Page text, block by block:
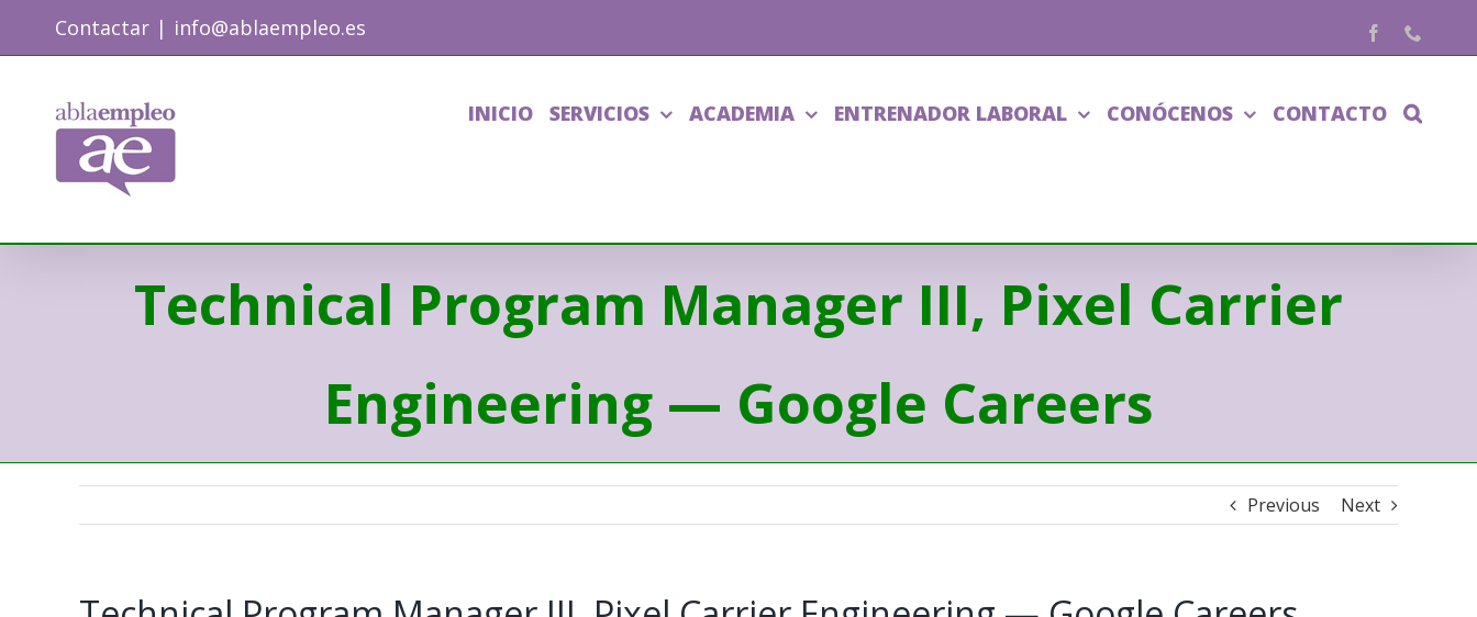
Contactar | info@ablaempleo.es Facebook
INICIO SERVICIOS ACADEMIA ENTRENADOR LABORAL CONÓCENOS CONTACTO
Technical Program Manager III, Pixel Carrier
Engineering — Google Careers
Previous Next